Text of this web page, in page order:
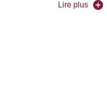
Lire plus